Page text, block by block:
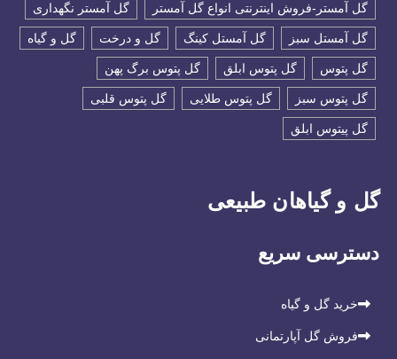
گل آمستر-فروش اینترنتی انواع گل آمستر گل آمستر نگهداری
گل آمستل سبز گل آمستل کینگ گل و درخت گل و گیاه
گل پتوس گل پتوس ابلق گل پتوس برگ پهن
گل پتوس سبز گل پتوس طلایی گل پتوس قلبی
گل پیتوس ابلق
گل و گیاهان طبیعی
دسترسی سریع
خرید گل و گیاه
فروش گل آپارتمانی